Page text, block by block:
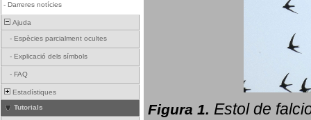
- Darreres notícies
Ajuda
- Espècies parcialment ocultes
- Explicació dels símbols
- FAQ
Estadístiques
Tutorials
Figura 1. Estol de